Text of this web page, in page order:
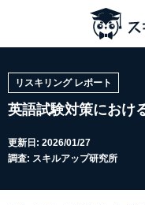
リスキリング レポート
英語試験対策におけ
更新日: 2026/01/27
調査: スキルアップ研究所